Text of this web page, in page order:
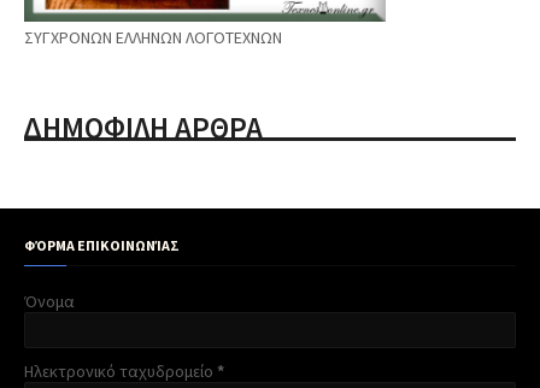
ΣΥΓΧΡΟΝΩΝ ΕΛΛΗΝΩΝ ΛΟΓΟΤΕΧΝΩΝ
ΔΗΜΟΦΙΛΗ ΑΡΘΡΑ
ΦΌΡΜΑ ΕΠΙΚΟΙΝΩΝΊΑΣ
Όνομα
Ηλεκτρονικό ταχυδρομείο *